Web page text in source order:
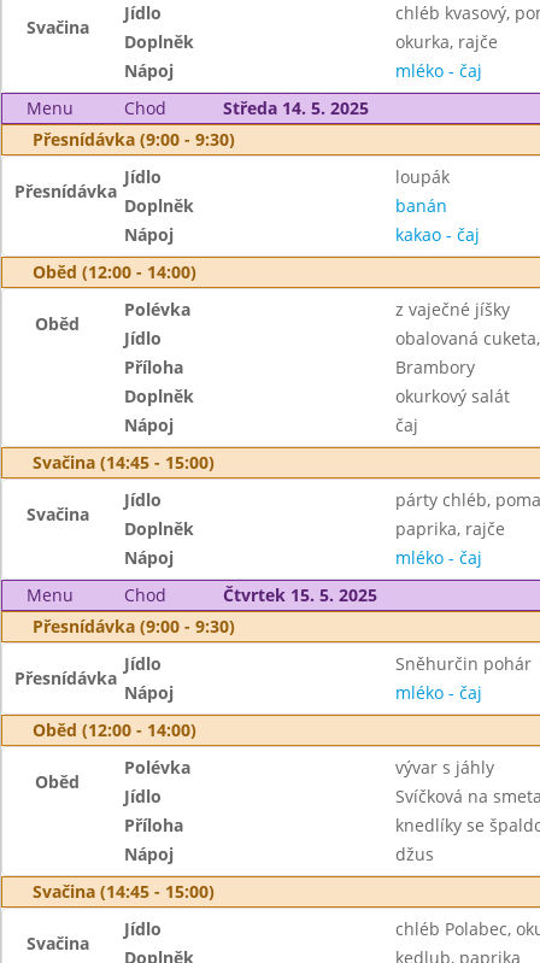
Svačina
Jídlo
chléb kvasový,
Doplněk
okurka, rajče
Nápoj
mléko - čaj
Menu
Chod
Středa 14. 5. 2025
Přesnídávka (9:00 - 9:30)
Přesnídávka
Jídlo
loupák
Doplněk
banán
Nápoj
kakao - čaj
Oběd (12:00 - 14:00)
Oběd
Polévka
z vaječné jíšky
Jídlo
obalovaná
Příloha
Brambory
Doplněk
okurkový salát
Nápoj
čaj
Svačina (14:45 - 15:00)
Svačina
Jídlo
párty chléb,
Doplněk
paprika, rajče
Nápoj
mléko - čaj
Menu
Chod
Čtvrtek 15. 5. 2025
Přesnídávka (9:00 - 9:30)
Přesnídávka
Jídlo
Sněhurčin pohár
Nápoj
mléko - čaj
Oběd (12:00 - 14:00)
Oběd
Polévka
vývar s jáhly
Jídlo
Svíčková na
Příloha
knedlíky se
Nápoj
džus
Svačina (14:45 - 15:00)
Svačina
Jídlo
chléb Polabec,
Doplněk
kedlub, paprika